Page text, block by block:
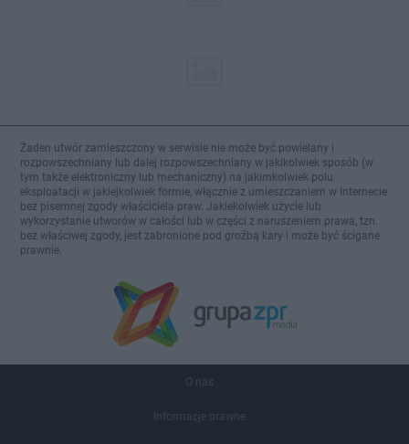
Żaden utwór zamieszczony w serwisie nie może być powielany i
rozpowszechniany lub dalej rozpowszechniany w jakikolwiek sposób (w
tym także elektroniczny lub mechaniczny) na jakimkolwiek polu
eksploatacji w jakiejkolwiek formie, włącznie z umieszczaniem w Internecie
bez pisemnej zgody właściciela praw. Jakiekolwiek użycie lub
wykorzystanie utworów w całości lub w części z naruszeniem prawa, tzn.
bez właściwej zgody, jest zabronione pod groźbą kary i może być ścigane
prawnie.
O nas
Informacje prawne